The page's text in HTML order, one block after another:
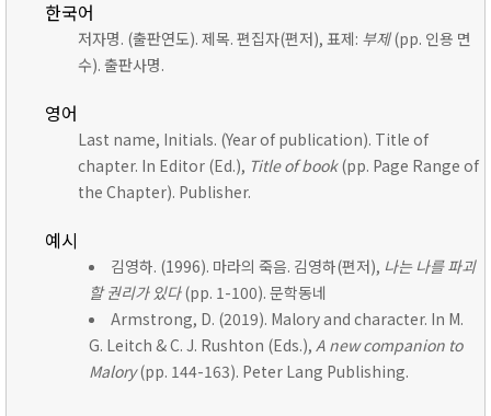
한국어
저자명. (출판연도). 제목. 편집자(편저), 표제: 부제(pp. 인용 면
수). 출판사명.
영어
Last name, Initials. (Year of publication). Title of
chapter. In Editor (Ed.), Title of book(pp. Page Range of
the Chapter). Publisher.
예시
김영하. (1996). 마라의 죽음. 김영하(편저), 나는 나를 파괴
할 권리가 있다(pp. 1-100). 문학동네
Armstrong, D. (2019). Malory and character. In M.
G. Leitch & C. J. Rushton (Eds.), A new companion to
Malory(pp. 144-163). Peter Lang Publishing.